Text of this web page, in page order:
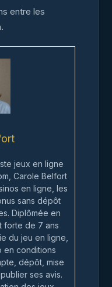
entre les
jeux en ligne
Carole Belfort
en ligne, les
sans dépôt
Diplômée en
forte de 7 ans
du jeu en ligne,
en conditions
dépôt, mise
ses avis.